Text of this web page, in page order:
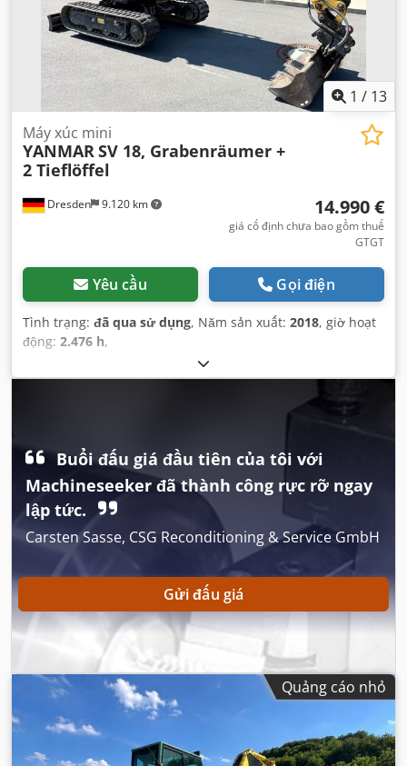
1 / 13
Dresden 9.120 km
Máy xúc mini
YANMARSV 18, Grabenräumer +
2 Tieflöffel
14.990 €
giá cố định chưa bao gồm thuế
GTGT
Yêu cầu Gọi điện
Tình trạng: đã qua sử dụng, Năm sản xuất: 2018, giờ hoạt
động: 2.476 h,
Buổi đấu giá đầu tiên của tôi với
Machineseeker đã thành công rực rỡ ngay
lập tức.
Carsten Sasse, CSG Reconditioning & Service GmbH
Gửi đấu giá
Quảng cáo nhỏ